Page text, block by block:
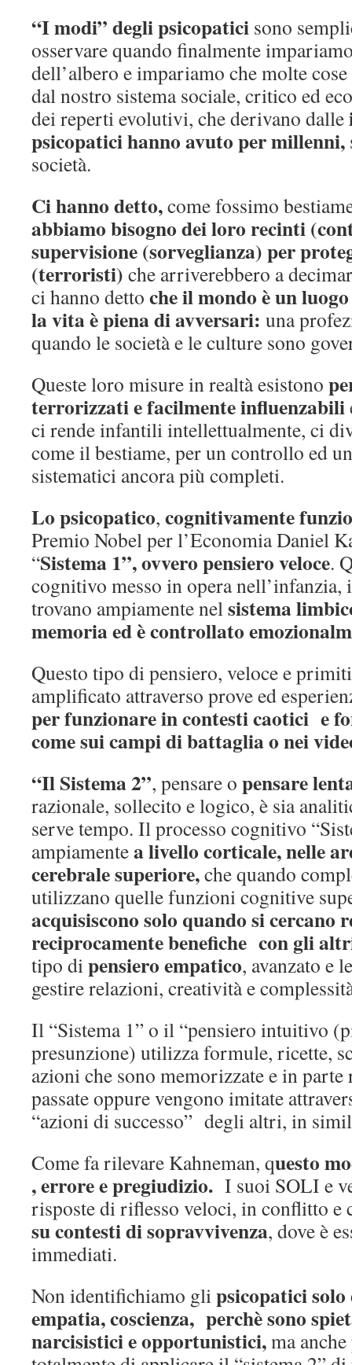
“I modi” degli psicopatici sono
osservare quando finalmente
dell’albero e impariamo che molte
dal nostro sistema sociale, critico ed
dei reperti evolutivi, che derivano dalle
psicopatici hanno avuto per millenni,
società.
Ci hanno detto,come fossimo
abbiamo bisogno dei loro recinti
supervisione (sorveglianza) per
(terroristi) che arriverebbero a
ci hanno detto che il mondo è un
la vita è piena di avversari: una
quando le società e le culture sono
Queste loro misure in realtà esistono
terrorizzati e facilmente influenzabili
ci rende infantili intellettualmente, ci
come il bestiame, per un controllo ed
sistematici ancora più completi.
Lo psicopatico, cognitivamente
Premio Nobel per l’Economia Daniel
“Sistema 1”, ovvero pensiero veloce.
cognitivo messo in opera nell’infanzia,
trovano ampiamente nelsistema
memoria ed è controllato
Questo tipo di pensiero, veloce e
amplificato attraverso prove ed
per funzionare in contesti caotici e
come sui campi di battaglia o nei
“Il Sistema 2”, pensare o pensare
razionale, sollecito e logico, è sia
serve tempo. Il processo cognitivo
ampiamentea livello corticale, nelle
cerebrale superiore,che quando
utilizzano quelle funzioni cognitive
acquisiscono solo quando si cercano
reciprocamente benefiche con gli
tipo dipensiero empatico, avanzato e
gestire relazioni, creatività e
Il “Sistema 1” o il “pensiero intuitivo
presunzione) utilizza formule, ricette,
azioni che sono memorizzate e in parte
passate oppure vengono imitate
“azioni di successo” degli altri, in
Come fa rilevare Kahneman, questo
, errore e pregiudizio. I suoi SOLI e
risposte di riflesso veloci, in conflitto e
su contesti di sopravvivenza, dove è
immediati.
Non identifichiamo glipsicopatici
empatia, coscienza, perchè sono
narcisistici e opportunistici,ma